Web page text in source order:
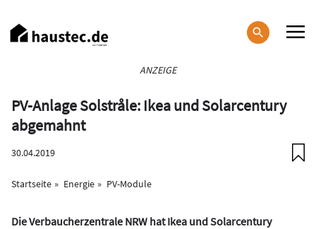
zum
Inhalt
ANZEIGE
PV-Anlage Solstråle: Ikea und Solarcentury
abgemahnt
30.04.2019
Startseite Energie PV-Module
Die Verbaucherzentrale NRW hat Ikea und Solarcentury